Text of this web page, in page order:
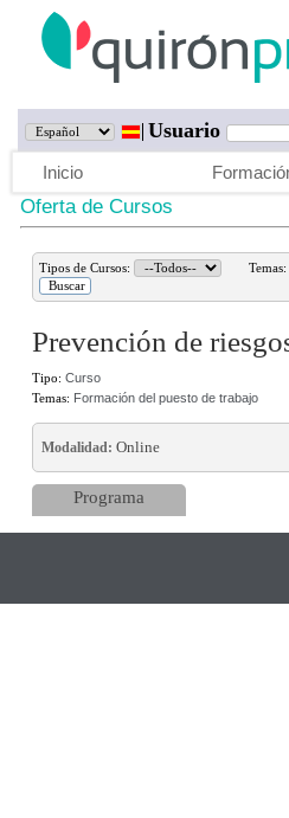
Usuario
Inicio
Oferta de Cursos
Tipos de Cursos: Temas:
Prevención de
Tipo: Curso
Temas: Formación del puesto de trabajo
Modalidad: Online
Programa